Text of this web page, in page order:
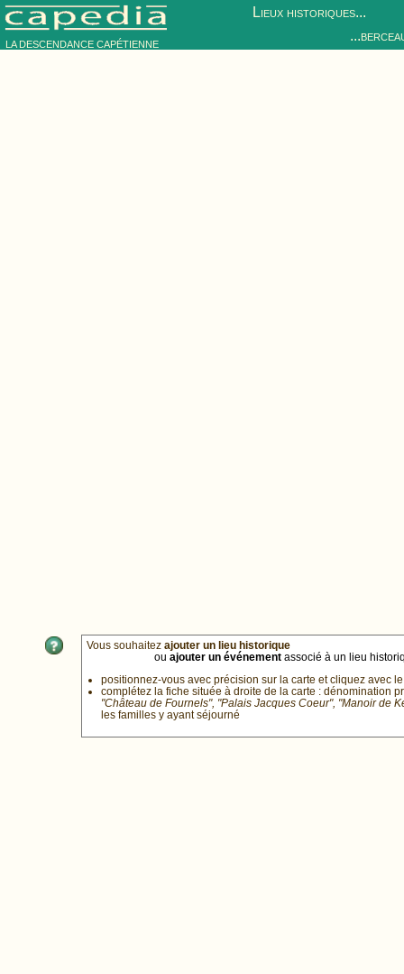
LA DESCENDANCE CAPÉTIENNE
Lieux historiques...
Vous souhaitez ajouter un lieu historique
ou ajouter un événement associé à un lieu
positionnez-vous avec précision sur la carte et cliquez avec
complétez la fiche située à droite de la carte : dénomination
"Château de Fournels", "Palais Jacques Coeur", "Manoir de
les familles y ayant séjourné